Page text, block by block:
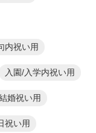
内祝い用
入園/入学内祝い用
婚祝い用
祝い用